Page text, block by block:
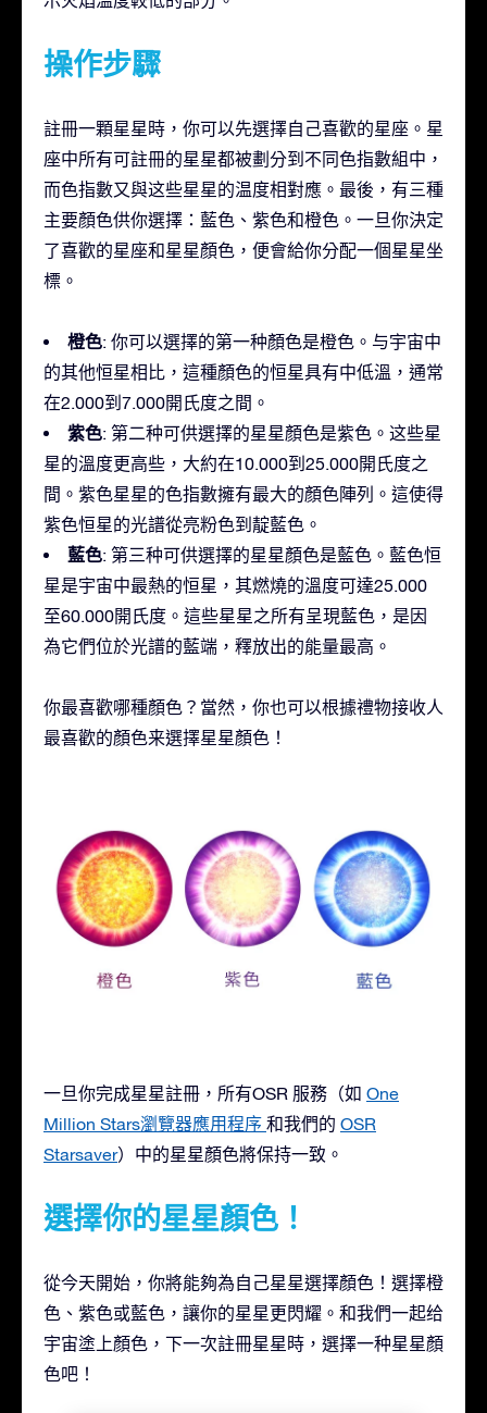
操作步驟
註冊一顆星星時，你可以先選擇自己喜歡的星座。星
座中所有可註冊的星星都被劃分到不同色指數組中，
而色指數又與这些星星的温度相對應。最後，有三種
主要顏色供你選擇：藍色、紫色和橙色。一旦你決定
了喜歡的星座和星星顏色，便會給你分配一個星星坐
標。
橙色: 你可以選擇的第一种顏色是橙色。与宇宙中
的其他恒星相比，這種顏色的恒星具有中低溫，通常
在2.000到7.000開氏度之間。
紫色: 第二种可供選擇的星星顏色是紫色。这些星
星的溫度更高些，大約在10.000到25.000開氏度之
間。紫色星星的色指數擁有最大的顏色陣列。這使得
紫色恒星的光譜從亮粉色到靛藍色。
藍色: 第三种可供選擇的星星顏色是藍色。藍色恒
星是宇宙中最熱的恒星，其燃燒的溫度可達25.000
至60.000開氏度。這些星星之所有呈現藍色，是因
為它們位於光譜的藍端，釋放出的能量最高。
你最喜歡哪種顏色？當然，你也可以根據禮物接收人
最喜歡的顏色来選擇星星顏色！
一旦你完成星星註冊，所有OSR 服務（如 One
Million Stars瀏覽器應用程序 和我們的 OSR
Starsaver）中的星星顏色將保持一致。
選擇你的星星顏色！
從今天開始，你將能夠為自己星星選擇顏色！選擇橙
色、紫色或藍色，讓你的星星更閃耀。和我們一起给
宇宙塗上顏色，下一次註冊星星時，選擇一种星星顏
色吧！